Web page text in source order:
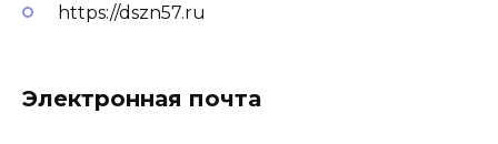
https://dszn57.ru
Электронная почта